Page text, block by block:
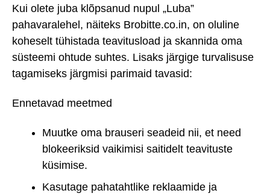
Kui olete juba klõpsanud nupul „Luba”
pahavaralehel, näiteks Brobitte.co.in, on oluline
koheselt tühistada teavitusload ja skannida oma
süsteemi ohtude suhtes. Lisaks järgige turvalisuse
tagamiseks järgmisi parimaid tavasid:
Ennetavad meetmed
Muutke oma brauseri seadeid nii, et need
blokeeriksid vaikimisi saitidelt teavituste
küsimise.
Kasutage pahatahtlike reklaamide ja